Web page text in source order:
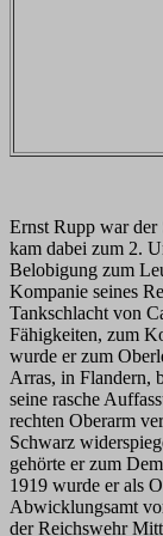
Ernst Rupp war der
kam dabei zum 2.
Belobigung zum
Kompanie seines
Tankschlacht von
Fähigkeiten, zum
wurde er zum
Arras, in Flandern,
seine rasche
rechten Oberarm
Schwarz
gehörte er zum
1919 wurde er als
Abwicklungsamt
der Reichswehr